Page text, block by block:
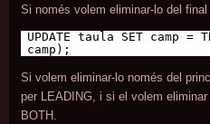
Si només volem eliminar-lo del
UPDATE taula SET camp =
camp);
Si volem eliminar-lo només del
per LEADING, i si el volem
BOTH.